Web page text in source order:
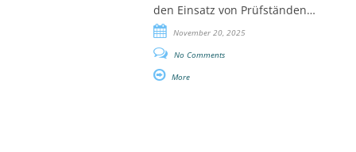
den Einsatz von Prüfständen…
November 20, 2025
No Comments
More